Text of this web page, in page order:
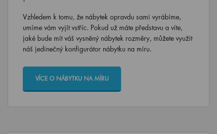
Vzhledem k tomu, že nábytek opravdu sami vyrábíme,
umíme vám vyjít vstříc. Pokud už máte představu a víte,
jaké bude mít váš vysněný nábytek rozměry, můžete využít
náš jedinečný konfigurátor nábytku na míru.
VÍCE O NÁBYTKU NA MÍRU